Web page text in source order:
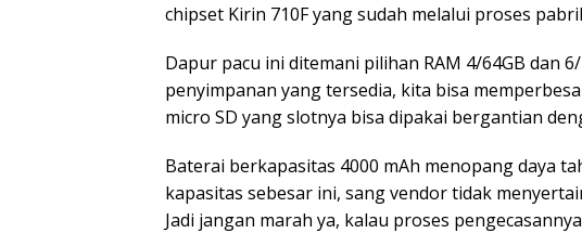
chipset Kirin 710F yang sudah melalui proses
Dapur pacu ini ditemani pilihan RAM 4/64GB dan
penyimpanan yang tersedia, kita bisa
micro SD yang slotnya bisa dipakai bergantian
Baterai berkapasitas 4000 mAh menopang daya
kapasitas sebesar ini, sang vendor tidak
Jadi jangan marah ya, kalau proses